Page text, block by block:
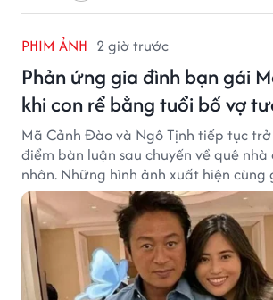
PHIM ẢNH 2 giờ trước
Phản ứng gia đình bạn gái
khi con rể bằng tuổi bố vợ
Mã Cảnh Đào và Ngô Tịnh tiếp tục
điểm bàn luận sau chuyến về quê
nhân. Những hình ảnh xuất hiện cùng
Mã Cảnh Đào đang thu hút sự quan
xã hội.